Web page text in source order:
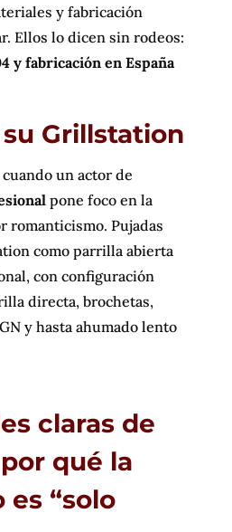
y fabricación
Ellos lo dicen sin rodeos:
y fabricación en España
Grillstation
un actor de
pone foco en la
romanticismo. Pujadas
como parrilla abierta
con configuración
directa, brochetas,
y hasta ahumado lento
claras de
qué la
es “solo